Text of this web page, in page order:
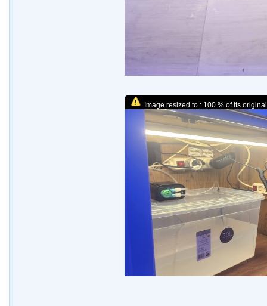
Image resized to : 100 % of its